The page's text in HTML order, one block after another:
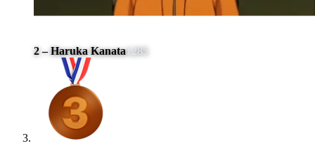
2 – Haruka Kanata1285